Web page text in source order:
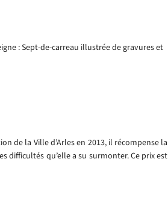
: Sept-de-carreau illustrée de gravures et
de la Ville d’Arles en 2013, il récompense la
qu’elle a su surmonter. Ce prix est